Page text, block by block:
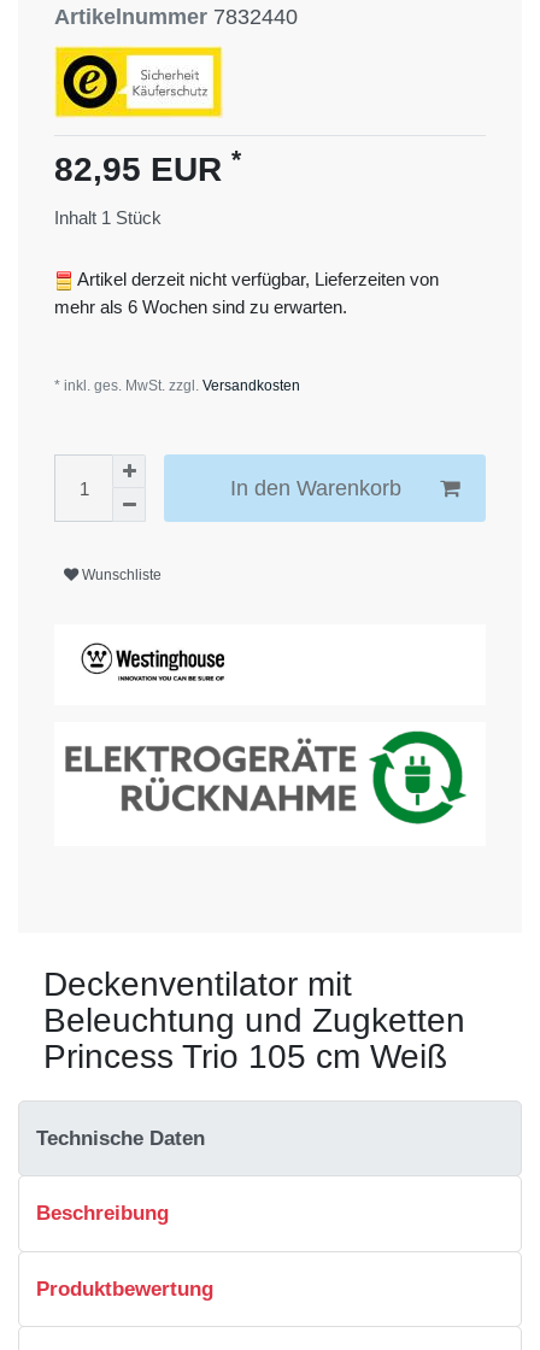
Artikelnummer 7832440
82,95 EUR *
Inhalt 1 Stück
Artikel derzeit nicht verfügbar, Lieferzeiten von
mehr als 6 Wochen sind zu erwarten.
* inkl. ges. MwSt. zzgl. Versandkosten
In den Warenkorb
Wunschliste
Deckenventilator mit
Beleuchtung und Zugketten
Princess Trio 105 cm Weiß
Technische Daten
Beschreibung
Produktbewertung